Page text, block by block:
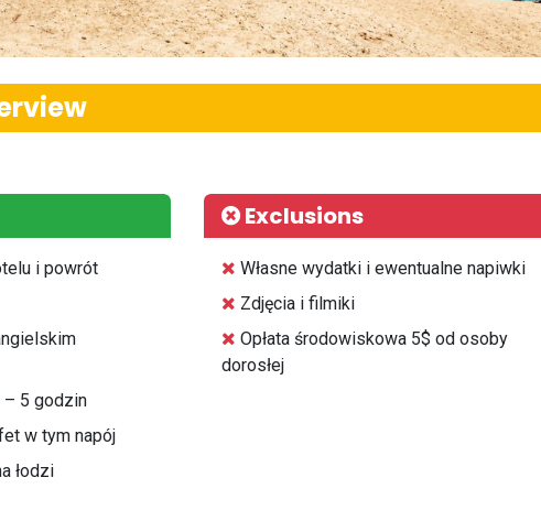
i powrót
– 5 godzin
w tym napój
łodzi
Exclusions
⁠Własne wydatki i ewentualne napiwki
⁠Zdjęcia i filmiki
Opłata środowiskowa 5$ od osoby
dorosłej